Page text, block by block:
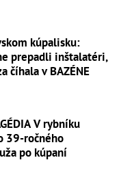
kúpalisku:
prepadli inštalatéri,
číhala v BAZÉNE
V rybníku
39-ročného
po kúpaní